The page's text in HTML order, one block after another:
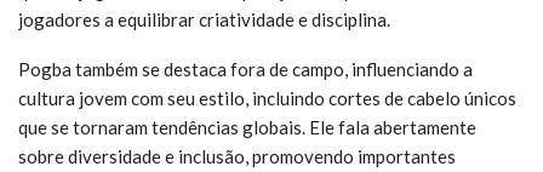
jogadores a equilibrar criatividade e disciplina.
Pogba também se destaca fora de campo, influenciando a
cultura jovem com seu estilo, incluindo cortes de cabelo únicos
que se tornaram tendências globais. Ele fala abertamente
sobre diversidade e inclusão, promovendo importantes